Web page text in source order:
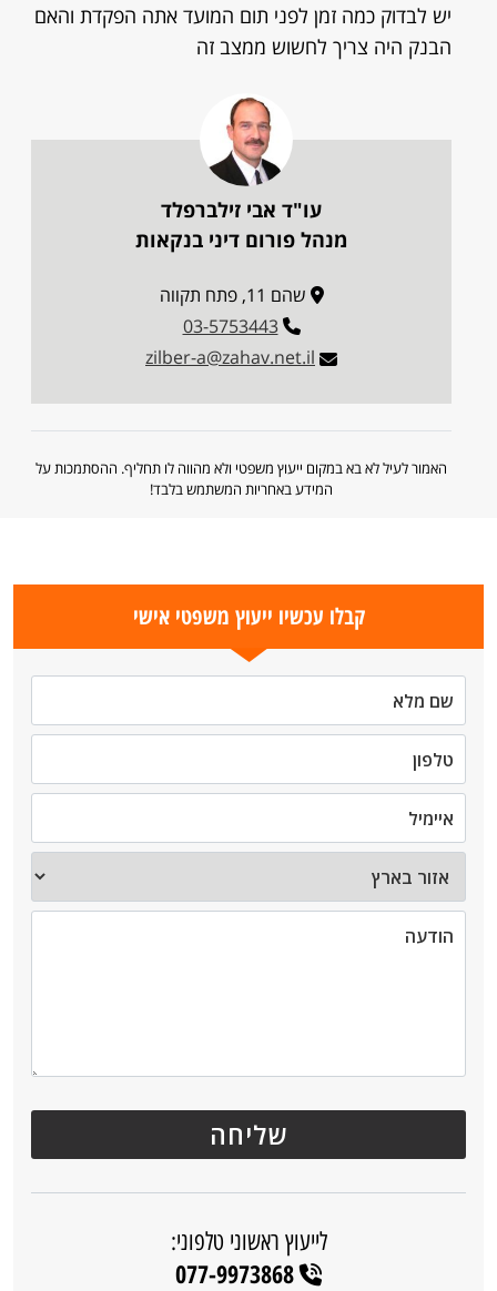
יש לבדוק כמה זמן לפני תום המועד אתה הפקדת והאם
הבנק היה צריך לחשוש ממצב זה
עו"ד אבי זילברפלד
מנהל פורום דיני בנקאות
שהם 11, פתח תקווה
03-5753443
zilber-a@zahav.net.il
האמור לעיל לא בא במקום ייעוץ משפטי ולא מהווה לו תחליף. ההסתמכות על
המידע באחריות המשתמש בלבד!
קבלו עכשיו ייעוץ משפטי אישי
לייעוץ ראשוני טלפוני:
077-9973868